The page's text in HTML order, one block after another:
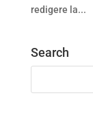
redigere la...
Search